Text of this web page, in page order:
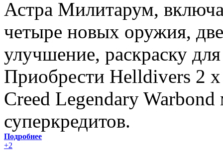
Астра Милитарум,
четыре новых оружия,
улучшение, раскраску
Приобрести Helldivers 2 x
Creed Legendary
суперкредитов.
Подробнее
+2